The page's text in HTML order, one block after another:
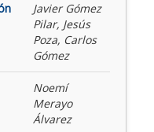
Javier Gómez
Pilar, Jesús
Poza, Carlos
Gómez
Noemí
Merayo
Álvarez